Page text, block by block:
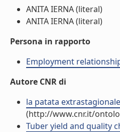
ANITA IERNA (literal)
ANITA IERNA (literal)
Persona in rapporto
Employment relationship
Autore CNR di
la patata
(http://www.cnr.it/
Tuber yield and quality